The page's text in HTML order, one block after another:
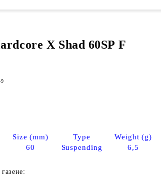
X Shad 60SP F
Size (mm) Type Weight (g)
60 Suspending 6,5